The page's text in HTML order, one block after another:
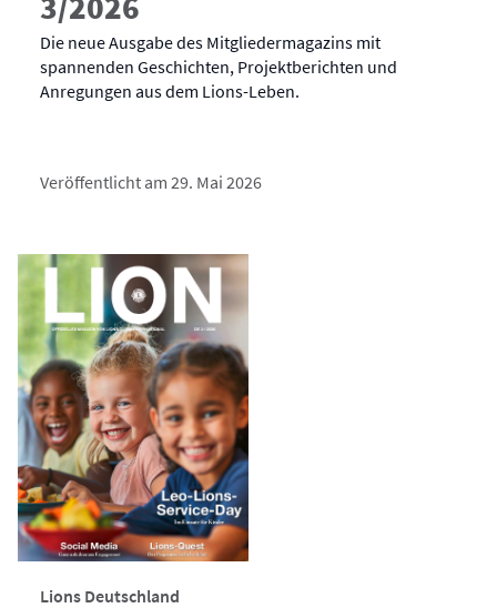
Die neue Ausgabe des Mitgliedermagazins mit
spannenden Geschichten, Projektberichten und
Anregungen aus dem Lions-Leben.
Veröffentlicht am 29. Mai 2026
Lions Deutschland